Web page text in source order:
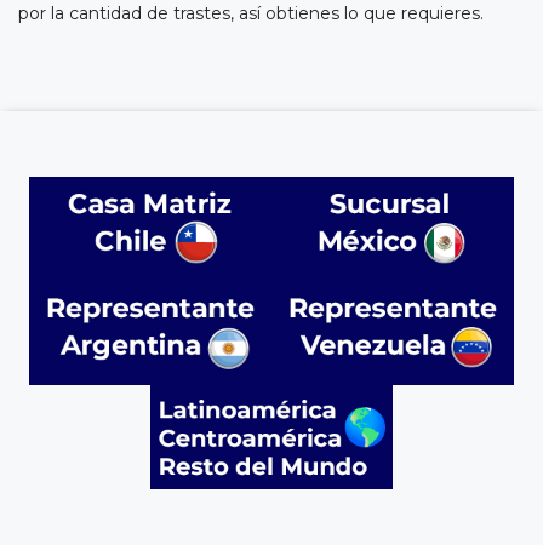
por la cantidad de trastes, así obtienes lo que requieres.